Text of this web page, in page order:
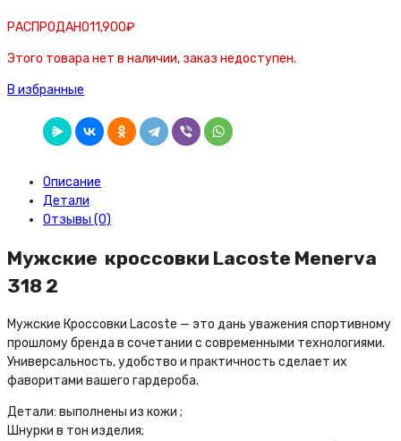
РАСПРОДАНО11,900₽
Этого товара нет в наличии, заказ недоступен.
В избранные
Описание
Детали
Отзывы (0)
Мужские кроссовки Lacoste Menerva
318 2
Мужские Кроссовки Lacoste — это дань уважения спортивному
прошлому бренда в сочетании с современными технологиями.
Универсальность, удобство и практичность сделает их
фаворитами вашего гардероба.
Детали: выполнены из кожи ;
Шнурки в тон изделия;